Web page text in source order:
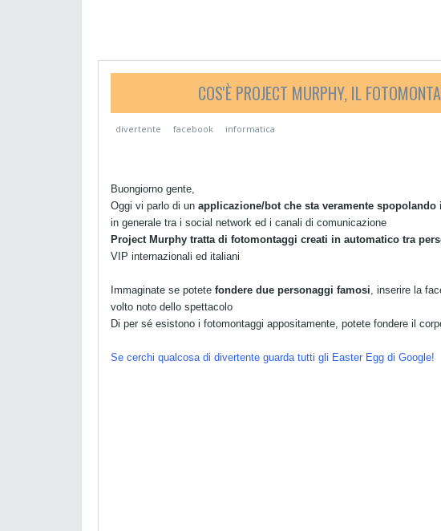
COS'È PROJECT MURPHY, IL
divertente facebook informatica
Buongiorno gente,
Oggi vi parlo di un applicazione/bot che sta veramente spopolando
in generale tra i social network ed i canali di comunicazione
Project Murphy tratta di fotomontaggi creati in automatico tra
VIP internazionali ed italiani
Immaginate se potete fondere due personaggi famosi, inserire la
volto noto dello spettacolo
Di per sé esistono i fotomontaggi appositamente, potete fondere il
Se cerchi qualcosa di divertente guarda tutti gli Easter Egg di Google!